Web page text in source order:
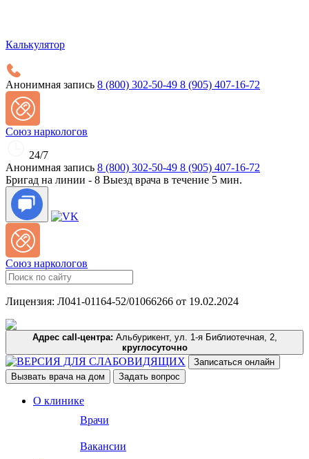
Калькулятор
Анонимная запись 8 (800) 302-50-49 8 (905) 407-16-72
Союз наркологов
24/7
Анонимная запись 8 (800) 302-50-49 8 (905) 407-16-72
Бригад на линии - 8 Выезд врача в течение 5 мин.
Союз наркологов
Лицензия: Л041-01164-52/01066266 от 19.02.2024
Адрес call-центра:
Альбурикент, ул. 1-я Библиотечная, 2,
круглосуточно
Записаться онлайн
Вызвать врача на дом
Задать вопрос
О клинике
Врачи
Вакансии